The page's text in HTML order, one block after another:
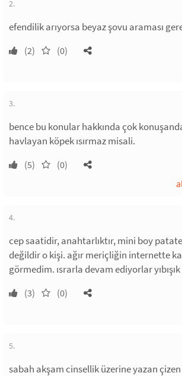
2.
efendilik arıyorsa beyaz şovu araması
(2) (0)
3.
bence bu konular hakkında çok
havlayan köpek ısırmaz misali.
(5) (0)
4.
cep saatidir, anahtarlıktır, mini boy
değildir o kişi. ağır meriçliğin internette
görmedim. ısrarla devam ediyorlar yıbışık
(3) (0)
5.
sabah akşam cinsellik üzerine yazan